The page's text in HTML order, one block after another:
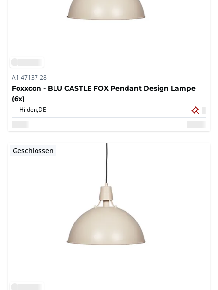
A1-47137-28
Foxxcon - BLU CASTLE FOX Pendant Design Lampe
(6x)
Hilden,DE
Geschlossen